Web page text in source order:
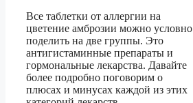
Все таблетки от аллергии на
цветение амброзии можно условно
поделить на две группы. Это
антигистаминные препараты и
гормональные лекарства. Давайте
более подробно поговорим о
плюсах и минусах каждой из этих